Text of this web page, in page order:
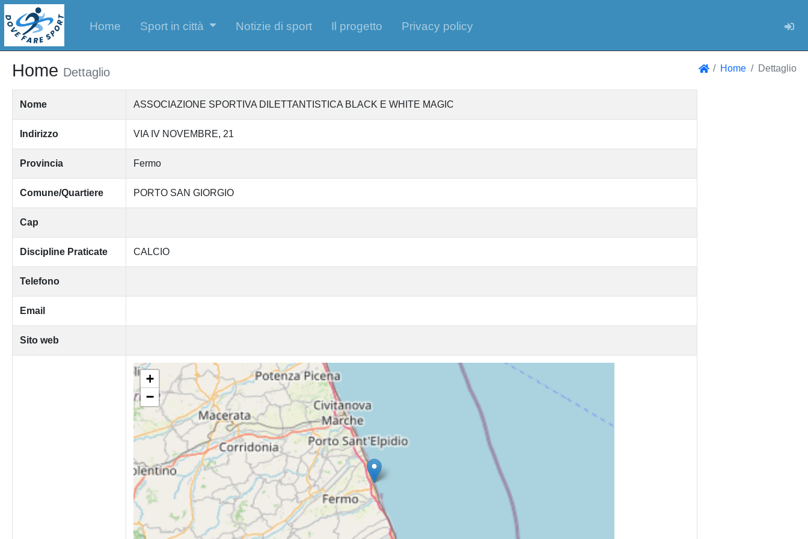
Home Sport in città Notizie di sport Il progetto Privacy policy
Home Dettaglio Home Dettaglio
Nome ASSOCIAZIONE SPORTIVA DILETTANTISTICA BLACK E WHITE MAGIC
Indirizzo VIA IV NOVEMBRE, 21
Provincia Fermo
Comune/Quartiere PORTO SAN GIORGIO
Cap
Discipline Praticate CALCIO
Telefono
Email
Sito web
+
−